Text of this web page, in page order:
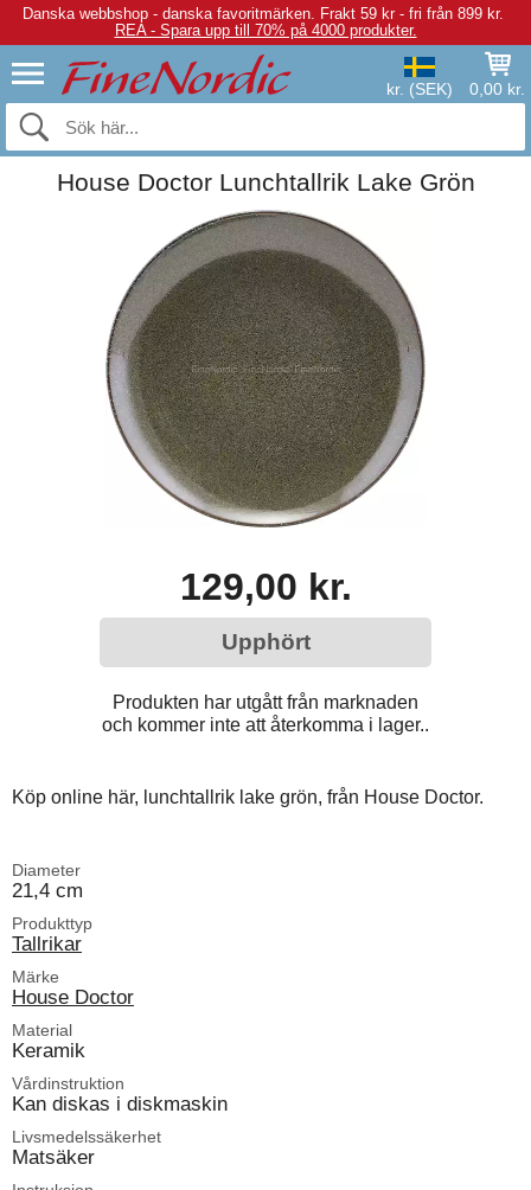
Danska webbshop - danska favoritmärken. Frakt 59 kr - fri från 899 kr.
REA - Spara upp till 70% på 4000 produkter.
kr. (SEK) 0,00 kr.
House Doctor Lunchtallrik Lake Grön
129,00 kr.
Upphört
Produkten har utgått från marknaden
och kommer inte att återkomma i lager..
Köp online här, lunchtallrik lake grön, från House Doctor.
Diameter
21,4 cm
Produkttyp
Tallrikar
Märke
House Doctor
Material
Keramik
Vårdinstruktion
Kan diskas i diskmaskin
Livsmedelssäkerhet
Matsäker